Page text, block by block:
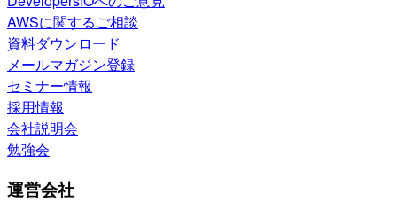
AWSに関するご相談
資料ダウンロード
メールマガジン登録
セミナー情報
採用情報
会社説明会
勉強会
運営会社